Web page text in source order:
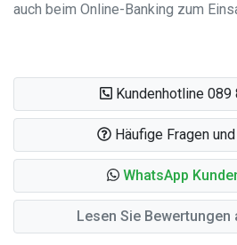
auch beim Online-Banking zum
Kundenhotline
Häufige Fragen
WhatsApp
Lesen Sie